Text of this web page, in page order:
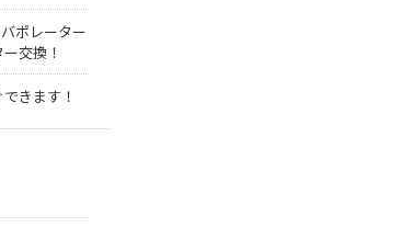
ポレーター
交換！
きます！